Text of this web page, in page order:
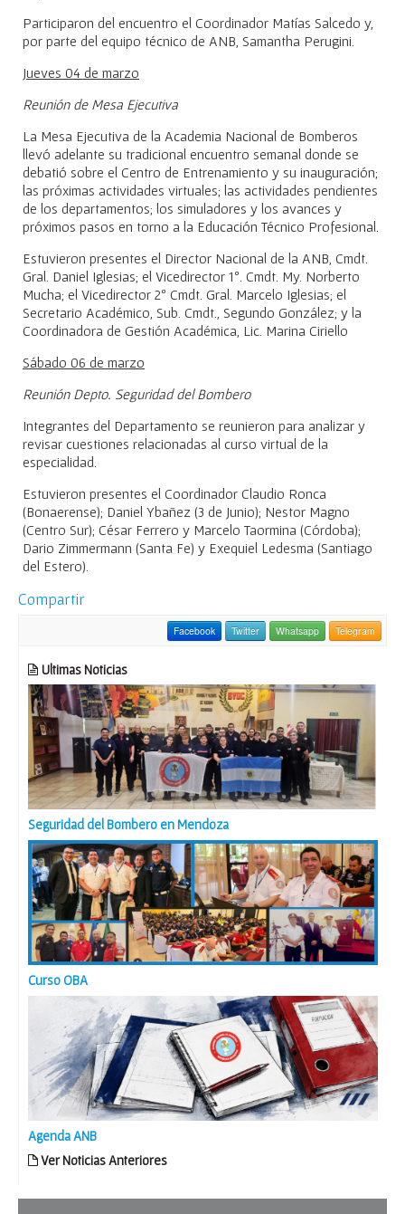
Participaron del encuentro el Coordinador Matías Salcedo y,
por parte del equipo técnico de ANB, Samantha Perugini.
Jueves 04 de marzo
Reunión de Mesa Ejecutiva
La Mesa Ejecutiva de la Academia Nacional de Bomberos
llevó adelante su tradicional encuentro semanal donde se
debatió sobre el Centro de Entrenamiento y su inauguración;
las próximas actividades virtuales; las actividades pendientes
de los departamentos; los simuladores y los avances y
próximos pasos en torno a la Educación Técnico Profesional.
Estuvieron presentes el Director Nacional de la ANB, Cmdt.
Gral. Daniel Iglesias; el Vicedirector 1º. Cmdt. My. Norberto
Mucha; el Vicedirector 2º Cmdt. Gral. Marcelo Iglesias; el
Secretario Académico, Sub. Cmdt., Segundo González; y la
Coordinadora de Gestión Académica, Lic. Marina Ciriello
Sábado 06 de marzo
Reunión Depto. Seguridad del Bombero
Integrantes del Departamento se reunieron para analizar y
revisar cuestiones relacionadas al curso virtual de la
especialidad.
Estuvieron presentes el Coordinador Claudio Ronca
(Bonaerense); Daniel Ybañez (3 de Junio); Nestor Magno
(Centro Sur); César Ferrero y Marcelo Taormina (Córdoba);
Dario Zimmermann (Santa Fe) y Exequiel Ledesma (Santiago
del Estero).
Compartir
Facebook Twitter Whatsapp Telegram
Ultimas Noticias
Seguridad del Bombero en Mendoza
Curso OBA
Agenda ANB
Ver Noticias Anteriores